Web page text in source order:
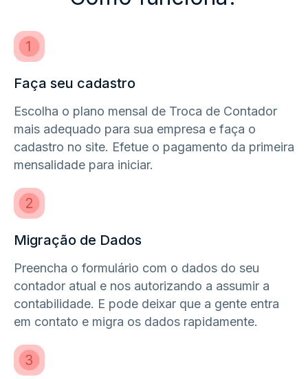
Faça seu cadastro
Escolha o plano mensal de Troca de Contador
mais adequado para sua empresa e faça o
cadastro no site. Efetue o pagamento da primeira
mensalidade para iniciar.
Migração de Dados
Preencha o formulário com o dados do seu
contador atual e nos autorizando a assumir a
contabilidade. E pode deixar que a gente entra
em contato e migra os dados rapidamente.